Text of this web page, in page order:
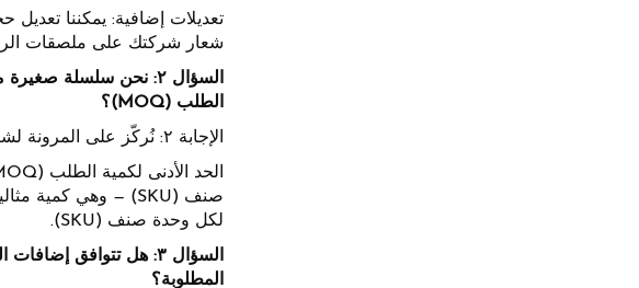
تعديلات إضافية: يمكننا
شعار شركتك على ملصقات
الطلب (MOQ)؟
الإجابة ٢: نُركّز على المرونة لشركائنا في مجال الأعمال مع الشركات (B2B)، بغض النظر عن حجمها:
لكل وحدة صنف (SKU).
المطلوبة؟